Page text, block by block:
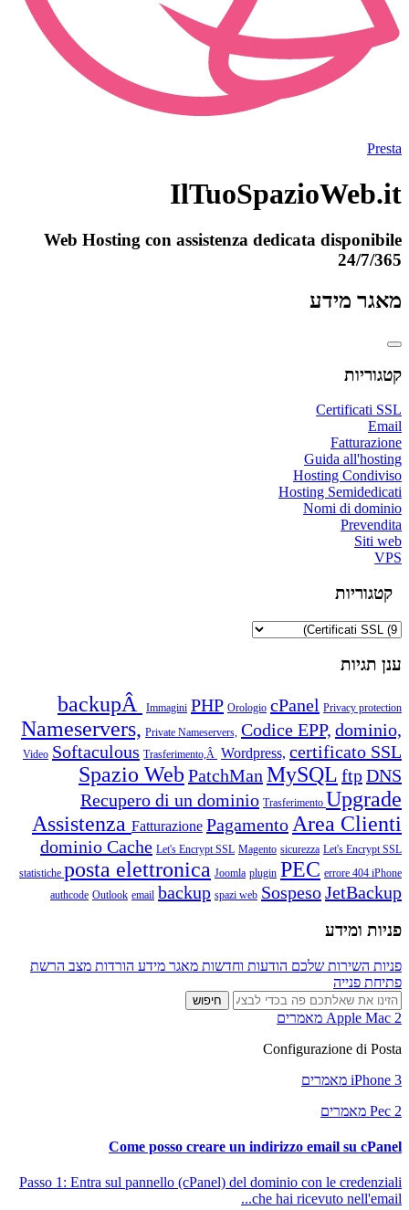
Presta
IlTuoSpazioWeb.it
Web Hosting con assistenza dedicata disponibile
24/7/365
מאגר מידע
קטגוריות
Certificati SSL
Email
Fatturazione
Guida all'hosting
Hosting Condiviso
Hosting Semidedicati
Nomi di dominio
Prevendita
Siti web
VPS
קטגוריות
ענן תגיות
backupÂ Immagini PHP Orologio cPanel Privacy protection
Nameservers, Private Nameservers, Codice EPP, dominio,
Video Softaculous Trasferimento,Â Wordpress, certificato SSL
Spazio Web PatchMan MySQL ftpDNS
Recupero di un dominio Trasferimento Upgrade
Assistenza Fatturazione Pagamento Area Clienti
dominio Cache Let's Encrypt SSL Magento sicurezza Let's Encrypt SSL
statistiche posta elettronica Joomla plugin PEC errore 404 iPhone
authcode Outlook email backup spazi web SospesoJetBackup
פניות ומידע
פניות השירות שלכם הודעות וחדשות מאגר מידע הורדות מצב הרשת
פתיחת פנייה
Apple Mac 2 מאמרים
Configurazione di Posta
iPhone 3 מאמרים
Pec 2 מאמרים
Come posso creare un indirizzo email su cPanel
Passo 1: Entra sul pannello (cPanel) del dominio con le credenziali
che hai ricevuto nell'email...